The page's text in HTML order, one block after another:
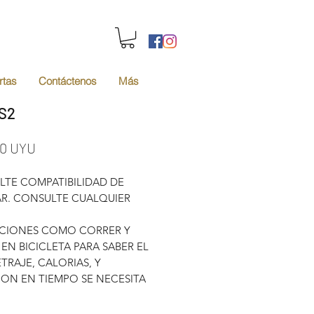
Contáctenos Más
UYU
COMPATIBILIDAD DE
CONSULTE CUALQUIER
COMO CORRER Y
BICICLETA PARA SABER EL
CALORIAS, Y
EN TIEMPO SE NECESITA